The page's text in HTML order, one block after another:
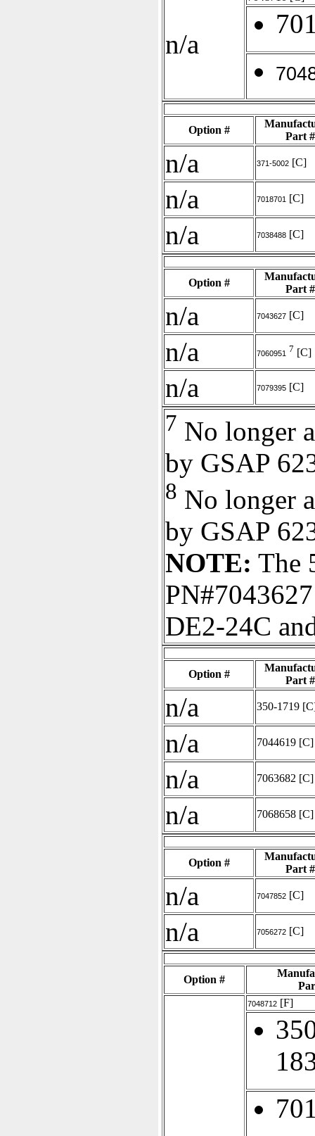
n/a
Option #
Part #
n/a 371-5002 [C]
n/a 7018701 [C]
n/a 7038488 [C]
Option #
Part #
n/a 7043627 [C]
n/a 7060951 7 [C]
n/a 7079395 [C]
7 No longer
by GSAP
8 No longer
by GSAP
NOTE: The
DE2-24C
Option #
Part #
n/a 350-1719
n/a 7044619 [C]
n/a 7063682 [C]
n/a 7068658 [C]
Option #
Part #
n/a 7047852 [C]
n/a 7056272 [C]
Option #
7048712 [F]